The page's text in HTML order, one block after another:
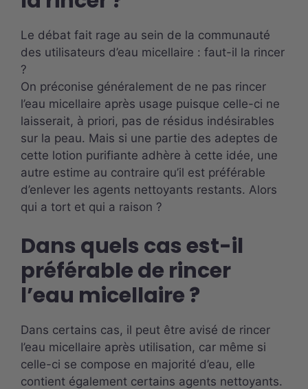
Le débat fait rage au sein de la communauté
des utilisateurs d’eau micellaire : faut-il la rincer
?
On préconise généralement de ne pas rincer
l’eau micellaire après usage puisque celle-ci ne
laisserait, à priori, pas de résidus indésirables
sur la peau. Mais si une partie des adeptes de
cette lotion purifiante adhère à cette idée, une
autre estime au contraire qu’il est préférable
d’enlever les agents nettoyants restants. Alors
qui a tort et qui a raison ?
Dans quels cas est-il
préférable de rincer
l’eau micellaire ?
Dans certains cas, il peut être avisé de rincer
l’eau micellaire après utilisation, car même si
celle-ci se compose en majorité d’eau, elle
contient également certains agents nettoyants.